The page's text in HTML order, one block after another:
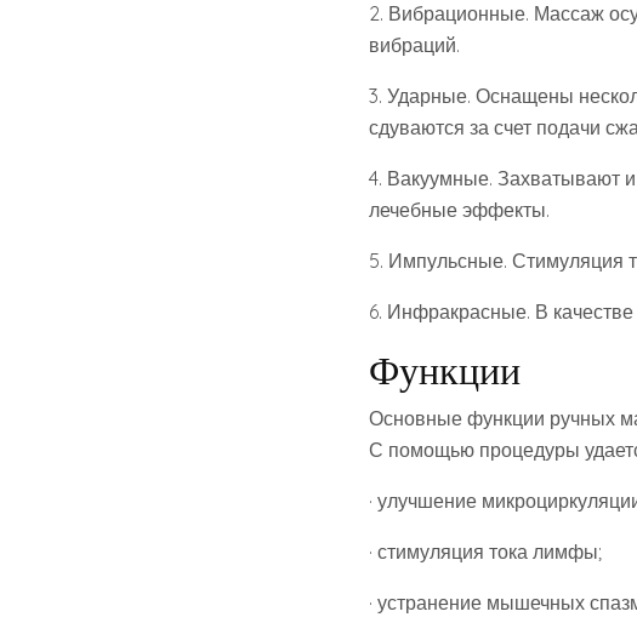
2. Вибрационные. Массаж
вибраций.
3. Ударные. Оснащены
сдуваются за счет подачи
4. Вакуумные. Захватывают
лечебные эффекты.
5. Импульсные. Стимуляция
6. Инфракрасные. В
Функции
Основные функции ручных
С помощью процедуры
· улучшение
· стимуляция тока лимфы;
· устранение мышечных